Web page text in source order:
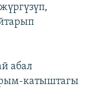
абал
катыштагы